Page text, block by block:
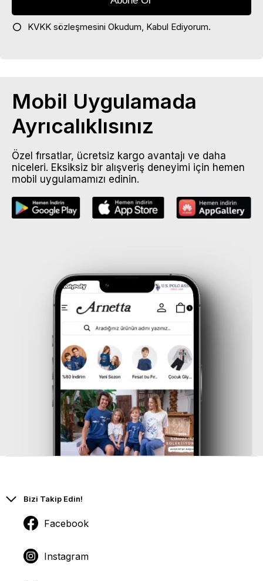
KVKK sözleşmesini Okudum, Kabul Ediyorum.
Mobil Uygulamada
Ayrıcalıklısınız
Özel fırsatlar, ücretsiz kargo avantajı ve daha
niceleri. Eksiksiz bir alışveriş deneyimi için hemen
mobil uygulamamızı edinin.
Bizi Takip Edin!
Facebook
Instagram